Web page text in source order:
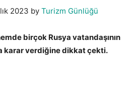
2023 by Turizm Günlüğü
birçok Rusya vatandaşının
karar verdiğine dikkat çekti.